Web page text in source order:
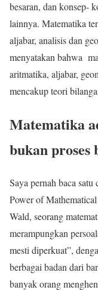
besaran, dan konsep-
lainnya. Matematika
aljabar, analisis dan
menyatakan bahwa
aritmatika, aljabar,
mencakup teori
Matematika
bukan proses
Saya pernah baca
Power of
Wald, seorang
merampungkan
mesti diperkuat”,
berbagai badan dari
banyak orang